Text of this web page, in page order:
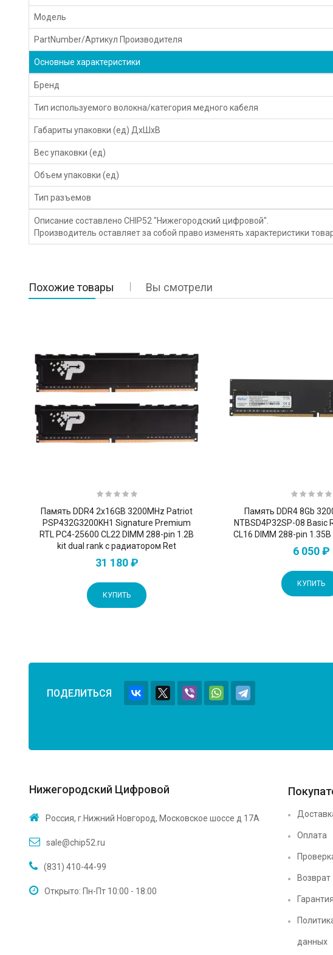
Модель
PartNumber/Артикул Производителя
Основные характеристики
Бренд
Тип используемого волокна/категория медного кабеля
Габариты упаковки (ед) ДхШхВ
Вес упаковки (ед)
Объем упаковки (ед)
Тип разъемов
Описание составлено CHIP52 "Нижегородский цифровой".
Производитель оставляет за собой право изменять характеристики
Похожие товары Вы смотрели
Память DDR4 2x16GB 3200MHz Patriot
PSP432G3200KH1 Signature Premium
RTL PC4-25600 CL22 DIMM 288-pin 1.2В
kit dual rank с радиатором Ret
31 180 ₽
КУПИТЬ
Память DDR4 8Gb
NTBSD4P32SP-08 Basic
CL16 DIMM 288-pin
6 050 ₽
КУПИТЬ
ПОДЕЛИТЬСЯ
Нижегородский Цифровой
Россия, г.Нижний Новгород, Московское шоссе д 17А
sale@chip52.ru
(831) 410-44-99
Открыто: Пн-Пт 10:00 - 18:00
Оплата
Возврат
данных